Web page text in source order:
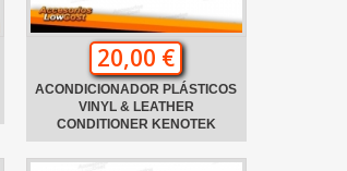
20,00 €
ACONDICIONADOR PLÁSTICOS
VINYL & LEATHER
CONDITIONER KENOTEK